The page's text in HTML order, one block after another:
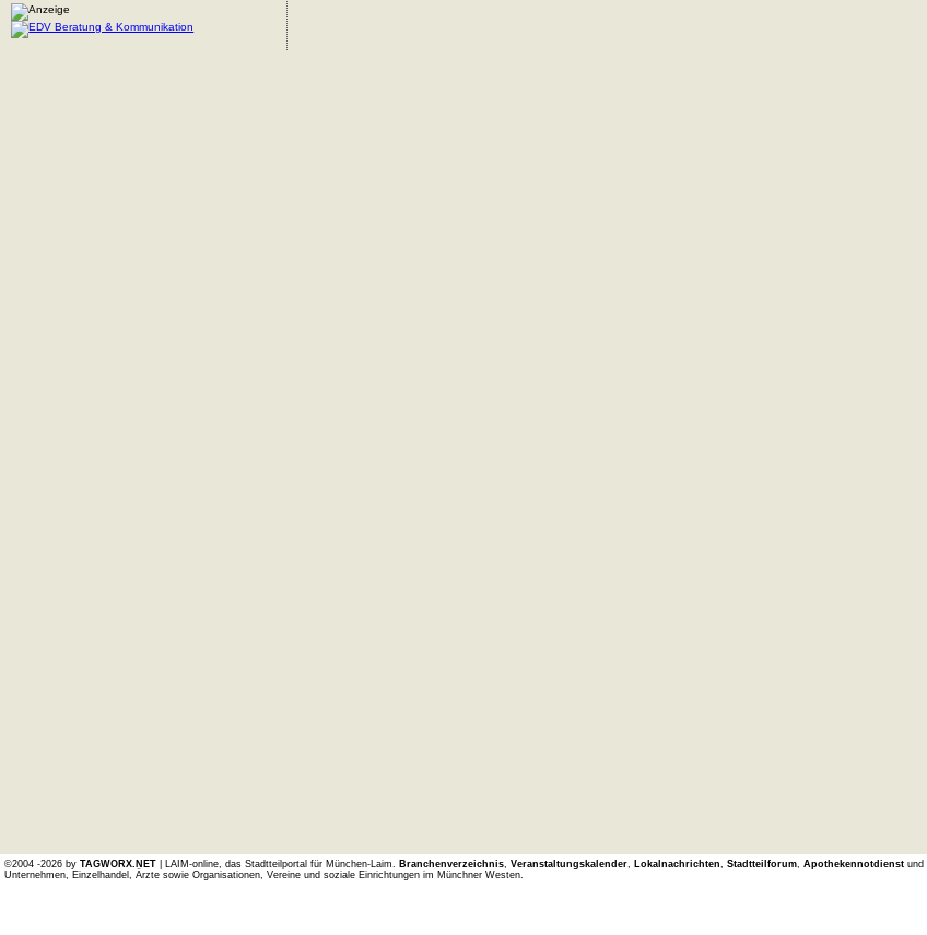
©2004 -2026 by TAGWORX.NET| LAIM-online, das Stadtteilportal für München-Laim. Branchenverzeichnis, Veranstaltungskalender, Lokalnachrichten Stadtteilforum, Apothekennotdienstund
Unternehmen, Einzelhandel, Ärzte sowie Organisationen, Vereine und soziale Einrichtungen im Münchner Westen.